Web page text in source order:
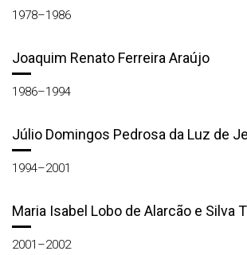
1978–1986
Joaquim Renato Ferreira Araújo
1986–1994
Júlio Domingos Pedrosa da Luz de
1994–2001
Maria Isabel Lobo de Alarcão e Silva
2001–2002